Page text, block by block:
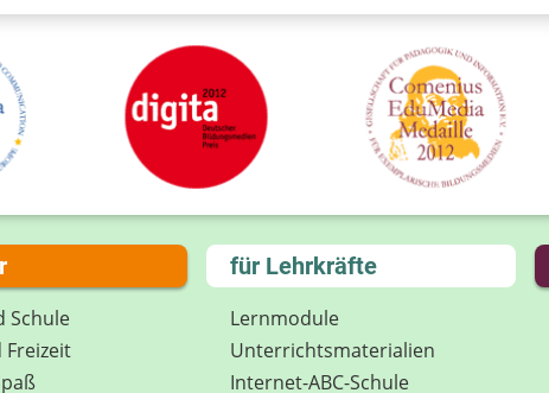
Ihre
Schule
für Lehrkräfte
Lernmodule
Unterrichts­materialien
Internet-ABC-Schule